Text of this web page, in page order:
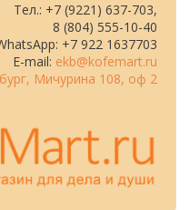
Тел.: +7 (9221) 637-703,
8 (804) 555-10-40
+7 922 1637703
E-mail: ekb@kofemart.ru
Мичурина 108, оф 2